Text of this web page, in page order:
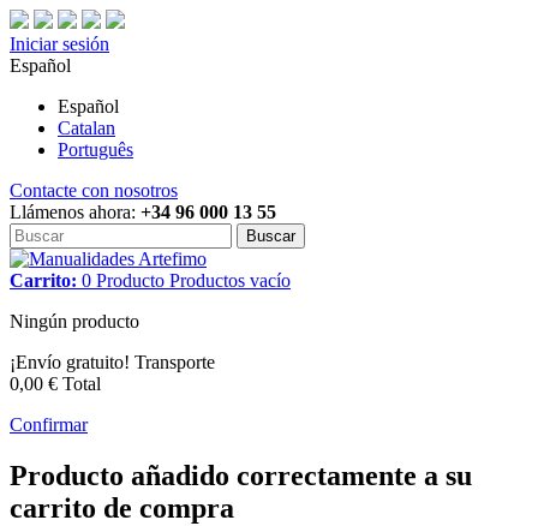
Iniciar sesión
Español
Español
Catalan
Português
Contacte con nosotros
Llámenos ahora: +34 96 000 13 55
Buscar
Carrito: 0 Producto Productos vacío
Ningún producto
¡Envío gratuito! Transporte
0,00 € Total
Confirmar
Producto añadido correctamente a su
carrito de compra